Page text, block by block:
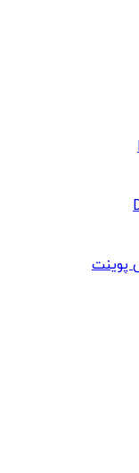
پوینت